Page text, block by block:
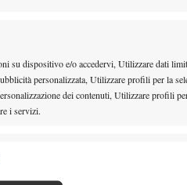
su dispositivo e/o accedervi, Utilizzare dati
personalizzata, Utilizzare profili per la
dei contenuti, Utilizzare profili
i servizi.